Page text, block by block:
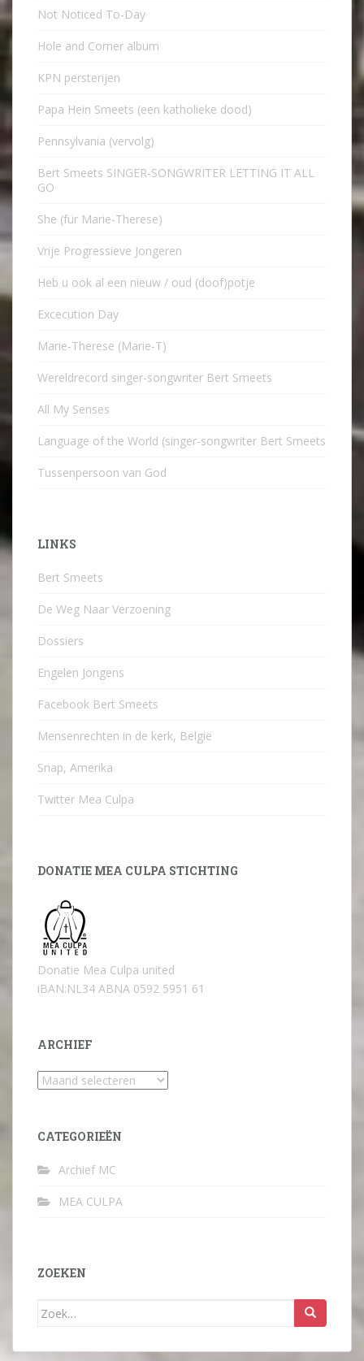
Not Noticed To-Day
Hole and Corner album
KPN persterijen
Papa Hein Smeets (een katholieke dood)
Pennsylvania (vervolg)
Bert Smeets SINGER-SONGWRITER LETTING IT ALL
GO
She (für Marie-Therese)
Vrije Progressieve Jongeren
Heb u ook al een nieuw / oud (doof)potje
Excecution Day
Marie-Therese (Marie-T)
Wereldrecord singer-songwriter Bert Smeets
All My Senses
Language of the World (singer-songwriter Bert Smeets
Tussenpersoon van God
LINKS
Bert Smeets
De Weg Naar Verzoening
Dossiers
Engelen Jongens
Facebook Bert Smeets
Mensenrechten in de kerk, België
Snap, Amerika
Twitter Mea Culpa
DONATIE MEA CULPA STICHTING
Donatie Mea Culpa united
iBAN:NL34 ABNA 0592 5951 61
ARCHIEF
Archief
CATEGORIEËN
Archief MC
MEA CULPA
ZOEKEN
Zoek